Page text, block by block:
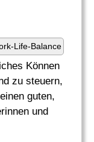
Life-Balance
Können
zu steuern,
guten,
und